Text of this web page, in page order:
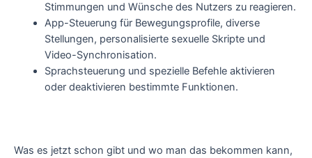
Stimmungen und Wünsche des Nutzers zu reagieren.
App-Steuerung für Bewegungsprofile, diverse
Stellungen, personalisierte sexuelle Skripte und
Video-Synchronisation.
Sprachsteuerung und spezielle Befehle aktivieren
oder deaktivieren bestimmte Funktionen.
Was es jetzt schon gibt und wo man das bekommen kann,